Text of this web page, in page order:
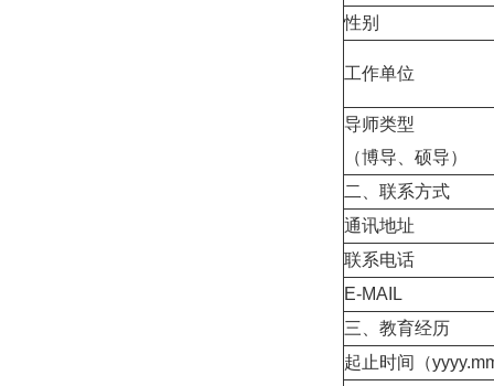
性别
工作单位
导师类型
（博导、硕导）
二、联系方式
通讯地址
联系电话
E-MAIL
三、教育经历
起止时间（